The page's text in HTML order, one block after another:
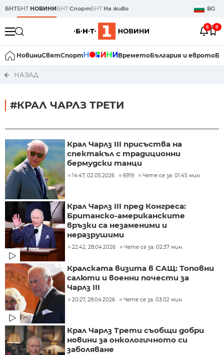
БНТБНТ НОВИНИБНТСпортБНТ На живо BG
6 0
НовиниСвятСпорт ВреметоБългария и еврото
НАЗАД
#КРАЛ ЧАРЛЗ ТРЕТИ
Крал Чарлз III присъства на
спектакъл с традиционни
бермудски танци
14:47, 02.05.2026 6919 Чете се за: 01:45 мин.
Крал Чарлз III пред Конгреса:
Британско-американските
връзки са незаменими и
неразрушими
22:42, 28.04.2026 Чете се за: 02:37 мин.
Кралската визита в САЩ: Топовни
салюти и военни почести за
Чарлз III
20:27, 28.04.2026 Чете се за: 03:02 мин.
Крал Чарлз Трети съобщи добри
новини за онкологичното си
заболяване